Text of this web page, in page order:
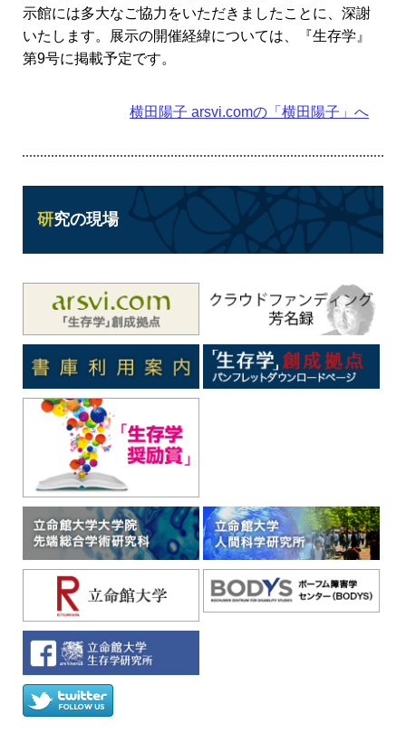
示館には多大なご協力をいただきましたことに、深謝
いたします。展示の開催経緯については、『生存学』
第9号に掲載予定です。
横田陽子 arsvi.comの「横田陽子」へ
研究の現場